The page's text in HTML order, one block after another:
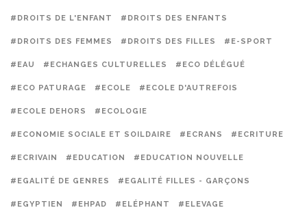
#DROITS DE L'ENFANT #DROITS DES ENFANTS
#DROITS DES FEMMES #DROITS DES FILLES #E-SPORT
#EAU #ECHANGES CULTURELLES #ECO DÉLÉGUÉ
#ECO PATURAGE #ECOLE #ECOLE D'AUTREFOIS
#ECOLE DEHORS #ECOLOGIE
#ECONOMIE SOCIALE ET SOILDAIRE #ECRANS #ECRITURE
#ECRIVAIN #EDUCATION #EDUCATION NOUVELLE
#EGALITÉ DE GENRES #EGALITÉ FILLES - GARÇONS
#EGYPTIEN #EHPAD #ELÉPHANT #ELEVAGE